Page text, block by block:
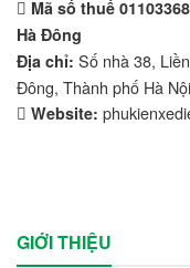
Mã số thuế
Hà Đông
Địa chỉ: Số nhà 38,
Đông, Thành phố Hà Nội
Website:
GIỚI THIỆU